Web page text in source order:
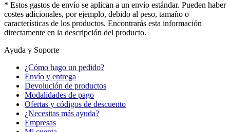
* Estos gastos de envío se aplican a un envío estándar. Pueden haber
costes adicionales, por ejemplo, debido al peso, tamaño o
características de los productos. Encontrarás esta información
directamente en la descripción del producto.
Ayuda y Soporte
¿Cómo hago un pedido?
Envío y entrega
Devolución de productos
Modalidades de pago
Ofertas y códigos de descuento
¿Necesitas más ayuda?
Empresas